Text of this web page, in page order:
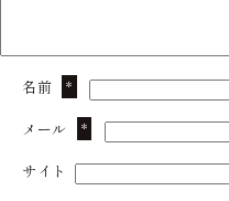
名前 *
メール *
サイト